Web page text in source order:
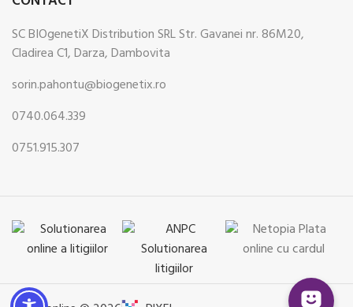
SC BIOgenetiX Distribution SRL Str. Gavanei nr. 86M20,
Cladirea C1, Darza, Dambovita
sorin.pahontu@biogenetix.ro
0740.064.339
0751.915.307